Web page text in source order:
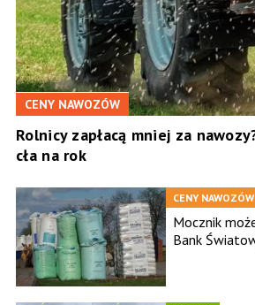
CENY NAWOZÓW
Rolnicy zapłacą mniej za
cła na rok
CENY NAWOZÓW
Mocznik
Bank